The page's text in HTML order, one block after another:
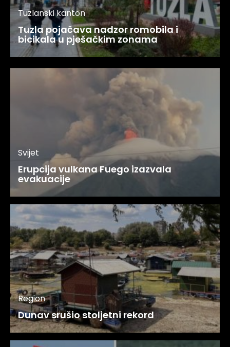
Tuzlanski kanton
Tuzla pojačava nadzor romobila i
bicikala u pješačkim zonama
Svijet
Erupcija vulkana Fuego izazvala
evakuacije
Region
Dunav srušio stoljetni rekord